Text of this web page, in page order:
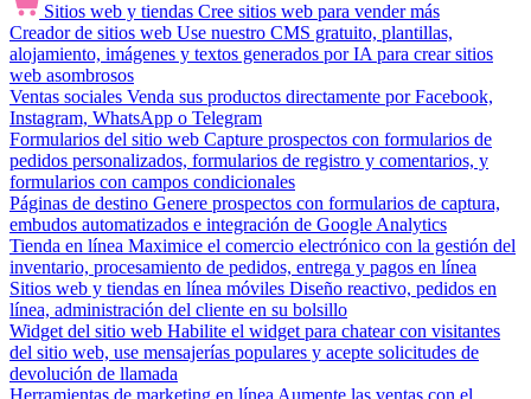
Sitios web y tiendas Cree sitios web para vender más
Creador de sitios web Use nuestro CMS gratuito, plantillas,
alojamiento, imágenes y textos generados por IA para crear sitios
web asombrosos
Ventas sociales Venda sus productos directamente por Facebook,
Instagram, WhatsApp o Telegram
Formularios del sitio web Capture prospectos con formularios de
pedidos personalizados, formularios de registro y comentarios, y
formularios con campos condicionales
Páginas de destino Genere prospectos con formularios de captura,
embudos automatizados e integración de Google Analytics
Tienda en línea Maximice el comercio electrónico con la gestión del
inventario, procesamiento de pedidos, entrega y pagos en línea
Sitios web y tiendas en línea móviles Diseño reactivo, pedidos en
línea, administración del cliente en su bolsillo
Widget del sitio web Habilite el widget para chatear con visitantes
del sitio web, use mensajerías populares y acepte solicitudes de
devolución de llamada
Herramientas de marketing en línea Aumente las ventas con el